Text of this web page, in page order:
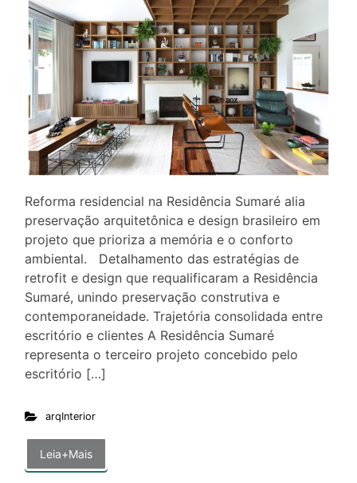
Reforma residencial na Residência Sumaré alia
preservação arquitetônica e design brasileiro em
projeto que prioriza a memória e o conforto
ambiental. Detalhamento das estratégias de
retrofit e design que requalificaram a Residência
Sumaré, unindo preservação construtiva e
contemporaneidade. Trajetória consolidada entre
escritório e clientes A Residência Sumaré
representa o terceiro projeto concebido pelo
escritório […]
arqInterior
Leia+Mais